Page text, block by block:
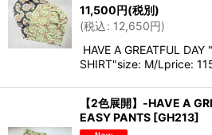
11,500円(税別)
(税込: 12,650円)
HAVE A GREATFUL DAY
SHIRT"size: M/Lprice:
【2色展開】-HAVE A
EASY PANTS [GH213]